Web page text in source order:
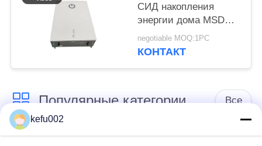
СИД накопления
энергии дома MSDS
400V 25Ah 10kwh
negotiable MOQ:1PC
КОНТАКТ
Популярные категории Все
Глубокая батарея
kefu002